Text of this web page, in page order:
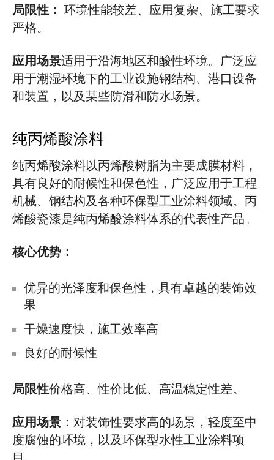
局限性： 环境性能较差、应用复杂、施工要求
严格。
应用场景适用于沿海地区和酸性环境。广泛应
用于潮湿环境下的工业设施钢结构、港口设备
和装置，以及某些防滑和防水场景。
纯丙烯酸涂料
纯丙烯酸涂料以丙烯酸树脂为主要成膜材料，
具有良好的耐候性和保色性，广泛应用于工程
机械、钢结构及各种环保型工业涂料领域。丙
烯酸瓷漆是纯丙烯酸涂料体系的代表性产品。
核心优势：
优异的光泽度和保色性，具有卓越的装饰效
果
干燥速度快，施工效率高
良好的耐候性
局限性价格高、性价比低、高温稳定性差。
应用场景：对装饰性要求高的场景，轻度至中
度腐蚀的环境，以及环保型水性工业涂料项